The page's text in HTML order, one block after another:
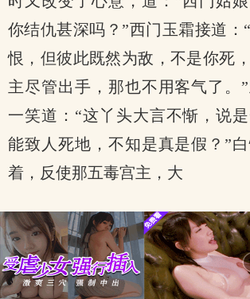
你结仇甚深吗？”西门玉霜接道：
恨，但彼此既然为敌，不是你死
主尽管出手，那也不用客气了。
一笑道：“这丫头大言不惭，说
能致人死地，不知是真是假？”
着，反使那五毒宫主，大